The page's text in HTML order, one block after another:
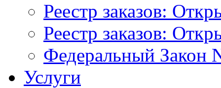
Реестр заказов:
Реестр заказов:
Федеральный Закон
Услуги